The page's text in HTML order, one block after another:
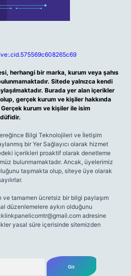
herhangi bir marka, kurum veya şahıs
Sitede yalnızca kendi
Burada yer alan içerikler
gerçek kurum ve kişiler hakkında
Gerçek kurum ve kişiler ile isim
Bilgi Teknolojileri ve İletişim
bir Yer Sağlayıcı olarak hizmet
içerikleri proaktif olarak denetleme
bulunmamaktadır. Ancak, üyelerimiz
taşımakta olup, siteye üye olarak
ve tamamen ücretsiz bir bilgi paylaşım
düzenlemelere aykırı olduğunu
adresine
yasal süre içerisinde sitemizden